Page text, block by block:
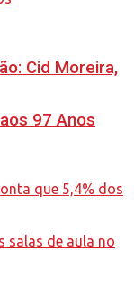
Cid Moreira,
97 Anos